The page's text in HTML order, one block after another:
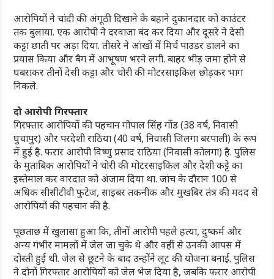
आरोपियों ने चांदी की अंगूठी दिखाने के बहाने दुकानदार को काउंटर
तक बुलाया. एक आरोपी ने दरवाजा बंद कर दिया और दूसरे ने देसी
कट्टा छाती पर अड़ा दिया. तीसरे ने आंखों में मिर्च पाउडर डालने का
प्रयास किया और बैग में आभूषण भरने लगी. बाहर भीड़ जमा होने से
घबराकर तीनों देसी कट्टा और चोरी की मोटरसाइकिल छोड़कर भाग
निकले.
दो आरोपी गिरफ्तार
गिरफ्तार आरोपियों की पहचान गोपाल सिंह गोंड (38 वर्ष, निवासी
घुचापुर) और परदेशी राठिया (40 वर्ष, निवासी जिलगा बरपाली) के रूप
में हुई है. फरार आरोपी विष्णु प्रसाद राठिया (निवासी कोलगा) है. पुलिस
के मुताबिक आरोपियों ने चोरी की मोटरसाइकिल और देशी कट्टे का
इस्तेमाल कर वारदात को अंजाम दिया था. जांच के दौरान 100 से
अधिक सीसीटीवी फुटेज, साइबर तकनीक और मुखबिर तंत्र की मदद से
आरोपियों की पहचान की है.
पूछताछ में खुलासा हुआ कि, तीनों आरोपी पहले हत्या, दुष्कर्म और
अन्य गंभीर मामलों में जेल जा चुके थे और वहीं से उनकी आपस में
दोस्ती हुई थी. जेल से छूटने के बाद उन्होंने लूट की योजना बनाई. पुलिस
ने दोनों गिरफ्तार आरोपियों को जेल भेज दिया है, जबकि फरार आरोपी